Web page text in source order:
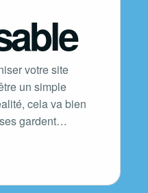
votre site
un simple
cela va bien
gardent…